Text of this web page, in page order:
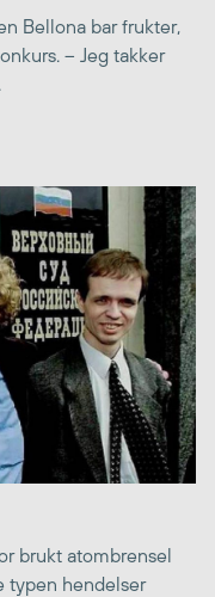
Bellona bar frukter,
– Jeg takker
brukt atombrensel
typen hendelser